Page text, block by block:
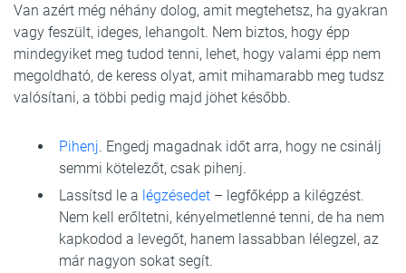
Van azért még néhány dolog, amit megtehetsz, ha gyakran
vagy feszült, ideges, lehangolt. Nem biztos, hogy épp
mindegyiket meg tudod tenni, lehet, hogy valami épp nem
megoldható, de keress olyat, amit mihamarabb meg tudsz
valósítani, a többi pedig majd jöhet később.
Pihenj. Engedj magadnak időt arra, hogy ne csinálj
semmi kötelezőt, csak pihenj.
Lassítsd le a légzésedet – legfőképp a kilégzést.
Nem kell erőltetni, kényelmetlenné tenni, de ha nem
kapkodod a levegőt, hanem lassabban lélegzel, az
már nagyon sokat segít.